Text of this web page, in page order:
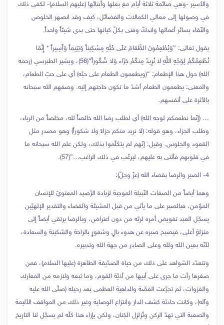
والأسير -وهي صائمة ثلاثة أيام مع بعلها وأبنائها (عليهم السلام)- لكفى ذلك
في وصولها إلى معالي الكمالات والفضائل، كيف وقد انصهر الخلوص
والنّقاء بسائر أعمالها واندكّ وفنى بكلّ كيانها حتى بدى شيئاً واحداً.
يقول تعالى: {وَيُطْعِمُونَ الطَّعَامَ عَلَى حُبِّهِ مِسْكِيناً وَيَتِيماً وَأَسِيراً * إِنَّمَا
نُطْعِمُكُمْ لِوَجْهِ اللَّهِ لا نُرِيدُ مِنكُمْ جَزَاء وَلا شُكُوراً}(56)، ويشير الطبرسي (رحمه
الله) حول هذا الإطعام: “(ويطعمون الطعام على حبّه) أي على حبّ الطعام،
والمعنى: يطعمون الطعام أشدّ ما تكون حاجتهم إليه. وصفهم الله سبحانه
بالأثرة على أنفسهم.
… (إنّما نطعمكم لوجه الله) أي لطلب رضا الله خالصاً لله، مخلصاً من الرياء،
وطلب الجزاء، وهو قوله: (لا نريد منكم جزاءً ولا شكوراً) وهو مصدر مثل
القعود والجلوس. وقيل: إنّهم لم يتكلّموا بذلك، ولكن علم الله سبحانه ما
في قلوبهم فأثنى به عليهم، ليرغّب في ذلك الراغب…”(57).
4- الصبر والرضا بقضاء الله (عزّ وجلّ):
وهما أيضاً من الصفات النّبيلة الموجبة لزيادة الرّصيد المعنويّ للإنسان
المؤمن، فبالصبر على ما يأتي من قبل المشيئة والقضاء والتقدير الإلهيّين
يسجّل العبد تفويض أمره لربّه من دون اعتراض، وبالرضا يرتقي أيضاً إلى
منزلةٍ أعلى، فيصبح صبره عن هدوء بالٍ وشعورٍ بالراحة والسّكينة والسعادة،
لأنّه بعين الله ولله وعلى الصادر من جهة الله وتدبيره.
وتتعدّد الشواهد على ذلك من حياة الصدّيقة الطاهرة (عليها السلام)، فمن
صغرها رأت ما جرى على أبيها من أذيّة القوم، وما تبعه ولازمه من المعارك
والغزوات، ثم تجرّعت الغصّة والداهية العظمى بعد رحيله (صلّى الله عليه
وآله)، وكانت حادثة كشف الدار وانتزاع الوصاية وغير ذلك من المواقف الأليمة
والصعبة التي تهدّ الركن وتُزلزل الجَنان، ولكن بإزاء هذا كلّه لم يسجّل لنا التاريخ